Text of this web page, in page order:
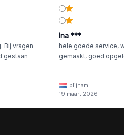
Bij vragen
gestaan
Ina ***
hele goede service,
gemaakt, goed
blijham
19 maart 2026